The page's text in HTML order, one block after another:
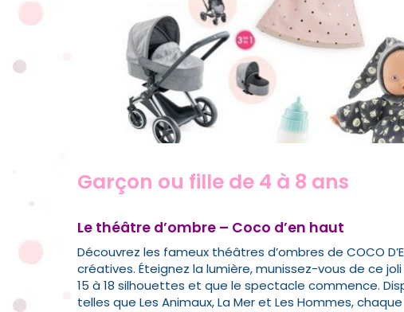
Garçon ou fille de 4 à 8 ans
Le théâtre d’ombre – Coco d’en haut
Découvrez les fameux théâtres d’ombres de COCO
créatives. Éteignez la lumière, munissez-vous de ce
15 à 18 silhouettes et que le spectacle commence.
telles que Les Animaux, La Mer et Les Hommes,